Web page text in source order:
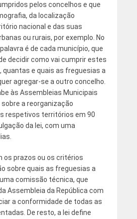
pelos concelhos e que
da localização
nacional e das suas
ou rurais, por exemplo. No
é de cada município, que
decidir como vai cumprir estes
e quais as freguesias a
agregar-se a outro concelho.
às Assembleias Municipais
a reorganização
respetivos territórios em 90
da lei, com uma
os prazos ou os critérios
sobre quais as freguesias a
comissão técnica, que
Assembleia da República com
a conformidade de todas as
De resto, a lei define